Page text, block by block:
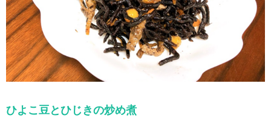
ひよこ豆とひじきの炒め煮